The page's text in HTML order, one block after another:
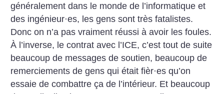
généralement dans le monde de l’informatique et
des ingénieur·es, les gens sont très fatalistes.
Donc on n’a pas vraiment réussi à avoir les foules.
À l’inverse, le contrat avec l’ICE, c’est tout de suite
beaucoup de messages de soutien, beaucoup de
remerciements de gens qui était fièr·es qu’on
essaie de combattre ça de l’intérieur. Et beaucoup